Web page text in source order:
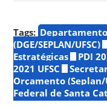
Tags:
(DGE/SEPLAN/UFSC)
Estratégicas
PDI
2021 UFSC
Orçamento (Seplan/
Federal de Santa